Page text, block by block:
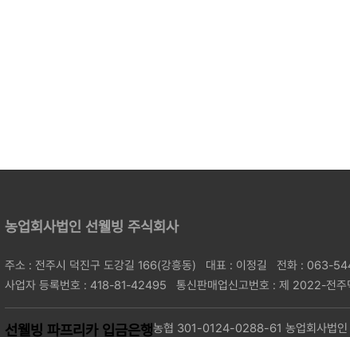
농업회사법인 선웰빙 주식회사
주소 : 전주시 덕진구 도강길 166(강흥동) 대표 : 이정길 전화 : 063-
사업자 등록번호 : 418-81-42495
통신판매업신고번호 : 제 2022-전
선웰빙 파프리카 입금은행농협 301-0124-0288-61 농업회사법인